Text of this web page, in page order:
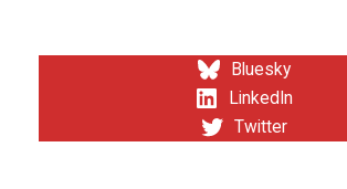
Bluesky
LinkedIn
Twitter